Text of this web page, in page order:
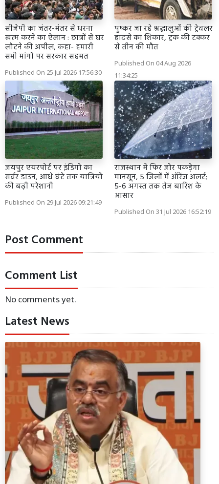
सीजेपी का जंतर-मंतर से धरना
खत्म करने का ऐलान : छात्रों से घर
लौटने की अपील, कहा- हमारी
सभी मांगों पर सरकार सहमत
Published On 25 Jul 2026 17:56:30
पुष्कर जा रहे श्रद्धालुओं की ट्रेवलर
हादसे का शिकार, ट्रक की टक्कर
से तीन की मौत
Published On 04 Aug 2026
11:34:25
जयपुर एयरपोर्ट पर इंडिगो का
सर्वर डाउन, आधे घंटे तक यात्रियों
की बढ़ी परेशानी
Published On 29 Jul 2026 09:21:49
राजस्थान में फिर जोर पकड़ेगा
मानसून, 5 जिलों में ऑरेंज अलर्ट;
5-6 अगस्त तक तेज बारिश के
आसार
Published On 31 Jul 2026 16:52:19
Post Comment
Comment List
No comments yet.
Latest News